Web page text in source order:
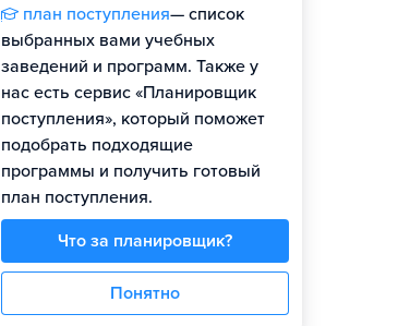
план поступления— список
выбранных вами учебных
заведений и программ. Также у
нас есть сервис «Планировщик
поступления», который поможет
подобрать подходящие
программы и получить готовый
план поступления.
Что за планировщик?
Понятно